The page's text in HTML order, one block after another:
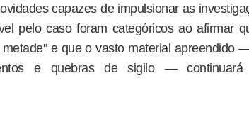
capazes de impulsionar as
pelo caso foram categóricos ao afirmar
e que o vasto material apreendido
e quebras de sigilo — continuará